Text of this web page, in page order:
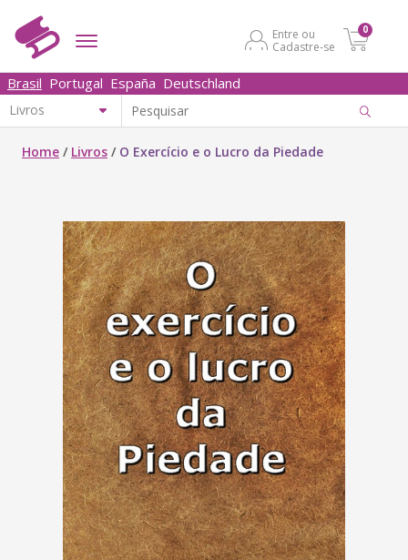
Entre ou
Cadastre-se
0
Brasil Portugal España Deutschland
Home / Livros / O Exercício e o Lucro da Piedade